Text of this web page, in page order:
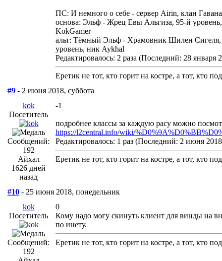
ПС: И немного о себе - сервер Airin, клан
основа: Эльф - Жрец Евы Альгиза, 95-й
KokGamer
альт: Тёмный Эльф - Храмовник Шилен Сигеля,
уровень, ник Aykhal
Редактировалось: 2 раза (Последний: 28 января
Еретик не тот, кто горит на костре, а тот, кто
#9 - 2 июня 2018, суббота
kok
Посетитель
Сообщений:
192
Айхал
1626 дней
назад
-1
подробнее классы за каждую расу можно
https://l2central.info/wiki/
Редактировалось: 1 раз (Последний: 2 июня
Еретик не тот, кто горит на костре, а тот, кто
#10 - 25 июня 2018, понедельник
kok
Посетитель
Сообщений:
192
0
Кому надо могу скинуть клиент для винды на
по инету.
Еретик не тот, кто горит на костре, а тот, кто